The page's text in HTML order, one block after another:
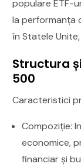
populare ETF-
la performanța
în Statele
Structura
500
Caracteristici
Compoziție:
economice,
financiar și